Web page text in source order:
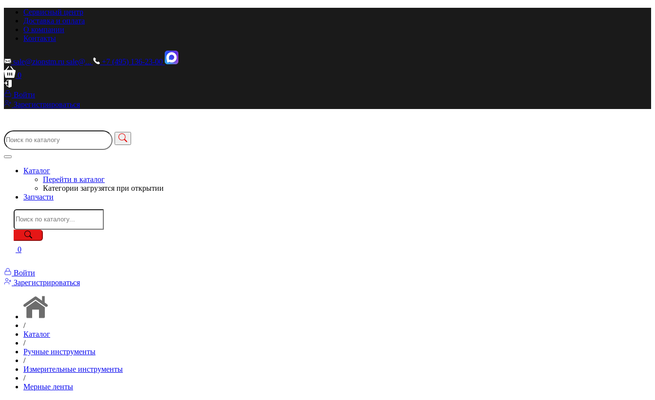
Сервисный центр
Доставка и оплата
О компании
Контакты
sale@zionstm.ru sale@...
+7 (495) 136-23-00
0
Войти
Зарегистрироваться
Каталог
Перейти в каталог
Категории загрузятся при открытии
Запчасти
0
Войти
Зарегистрироваться
/
Каталог
/
Ручные инструменты
/
Измерительные инструменты
/
Мерные ленты